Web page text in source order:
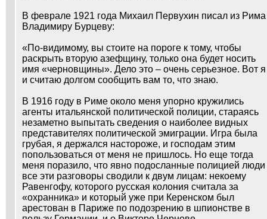
В феврале 1921 года Михаил Первухин писал из Рима
Владимиру Бурцеву:
«По-видимому, вы стоите на пороге к тому, чтобы
раскрыть вторую азефщину, только она будет носить
имя «черновщины». Дело это – очень серьезное. Вот я
и считаю долгом сообщить вам то, что знаю.
В 1916 году в Риме около меня упорно кружились
агенты итальянской политической полиции, стараясь
незаметно выпытать сведения о наиболее видных
представителях политической эмиграции. Игра была
грубая, я держался настороже, и господам этим
попользоваться от меня не пришлось. Но еще тогда
меня поразило, что явно подосланные полицией люди
все эти разговоры сводили к двум лицам: некоему
Равенгофу, которого русская колония считала за
«охранника» и который уже при Керенском был
арестован в Париже по подозрению в шпионстве в